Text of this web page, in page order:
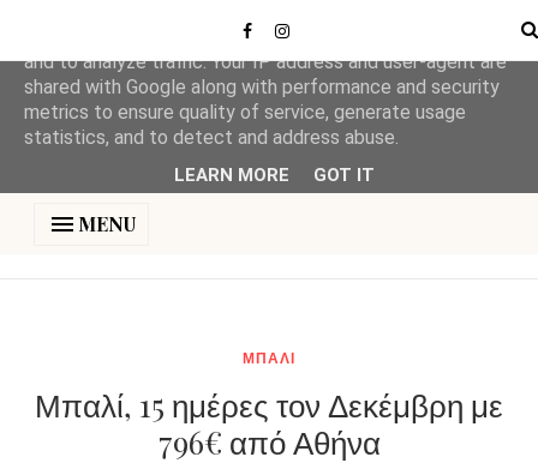
MENU
ΜΠΑΛΙ
Μπαλί, 15 ημέρες τον Δεκέμβρη με
796€ από Αθήνα
This site uses cookies from Google to deliver its services
and to analyze traffic. Your IP address and user-agent are
shared with Google along with performance and security
metrics to ensure quality of service, generate usage
statistics, and to detect and address abuse.
LEARN MORE GOT IT